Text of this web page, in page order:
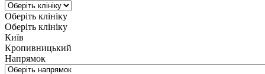
Оберіть клініку
Оберіть клініку
Київ
Кропивницький
Напрямок